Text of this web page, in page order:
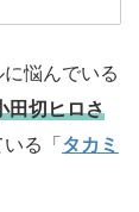
悩んでいる
田切ヒロさ
る「タカミ